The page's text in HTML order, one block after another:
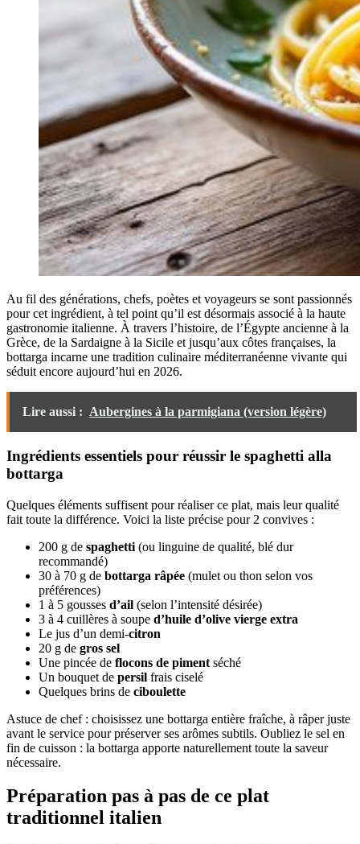
Au fil des générations, chefs, poètes et voyageurs se sont passionnés
pour cet ingrédient, à tel point qu’il est désormais associé à la haute
gastronomie italienne. À travers l’histoire, de l’Égypte ancienne à la
Grèce, de la Sardaigne à la Sicile et jusqu’aux côtes françaises, la
bottarga incarne une tradition culinaire méditerranéenne vivante qui
séduit encore aujourd’hui en 2026.
Lire aussi : Aubergines à la parmigiana (version légère)
Ingrédients essentiels pour réussir le spaghetti alla
bottarga
Quelques éléments suffisent pour réaliser ce plat, mais leur qualité
fait toute la différence. Voici la liste précise pour 2 convives :
200 g de spaghetti (ou linguine de qualité, blé dur
recommandé)
30 à 70 g de bottarga râpée (mulet ou thon selon vos
préférences)
1 à 5 gousses d’ail (selon l’intensité désirée)
3 à 4 cuillères à soupe d’huile d’olive vierge extra
Le jus d’un demi-citron
20 g de gros sel
Une pincée de flocons de piment séché
Un bouquet de persil frais ciselé
Quelques brins de ciboulette
Astuce de chef : choisissez une bottarga entière fraîche, à râper juste
avant le service pour préserver ses arômes subtils. Oubliez le sel en
fin de cuisson : la bottarga apporte naturellement toute la saveur
nécessaire.
Préparation pas à pas de ce plat
traditionnel italien